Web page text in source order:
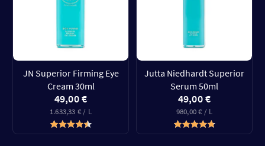
JN Superior Firming Eye
Cream 30ml
49,00 €
1.633,33 € / L
Jutta Niedhardt Superior
Serum 50ml
49,00 €
980,00 € / L